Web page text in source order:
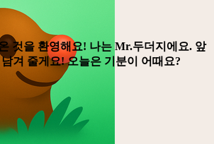
것을 환영해요! 나는 Mr.두더지에요. 앞
겨 줄게요! 오늘은 기분이 어때요?